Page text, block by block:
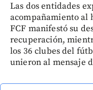
Las dos entidades
acompañamiento al
FCF manifestó su
recuperación,
los 36 clubes del
unieron al mensaje